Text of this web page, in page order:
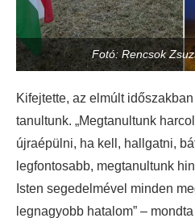
Fotó: Rencsok
Kifejtette, az elmúlt
tanultunk. „Megtanultunk
újraépülni, ha kell, hallgatni,
legfontosabb, megtanultunk
Isten segedelmével minden
legnagyobb hatalom” –